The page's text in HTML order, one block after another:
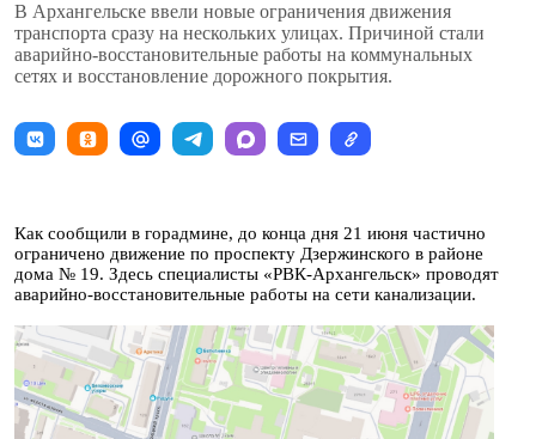
В Архангельске ввели новые ограничения движения
транспорта сразу на нескольких улицах. Причиной стали
аварийно-восстановительные работы на коммунальных
сетях и восстановление дорожного покрытия.
Как сообщили в горадмине, до конца дня 21 июня частично
ограничено движение по проспекту Дзержинского в районе
дома № 19. Здесь специалисты «РВК-Архангельск» проводят
аварийно-восстановительные работы на сети канализации.